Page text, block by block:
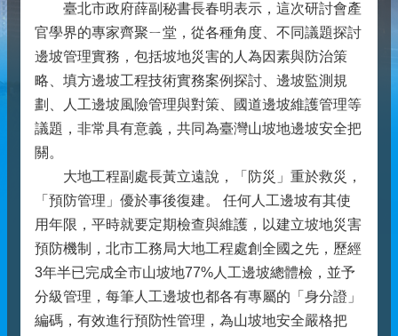
臺北市政府薛副秘書長春明表示，這次研討會產
官學界的專家齊聚ㄧ堂，從各種角度、不同議題探討
邊坡管理實務，包括坡地災害的人為因素與防治策
略、填方邊坡工程技術實務案例探討、邊坡監測規
劃、人工邊坡風險管理與對策、國道邊坡維護管理等
議題，非常具有意義，共同為臺灣山坡地邊坡安全把
關。
大地工程副處長黃立遠說，「防災」重於救災，
「預防管理」優於事後復建。 任何人工邊坡有其使
用年限，平時就要定期檢查與維護，以建立坡地災害
預防機制，北市工務局大地工程處創全國之先，歷經
3年半已完成全市山坡地77%人工邊坡總體檢，並予
分級管理，每筆人工邊坡也都各有專屬的「身分證」
編碼，有效進行預防性管理，為山坡地安全嚴格把